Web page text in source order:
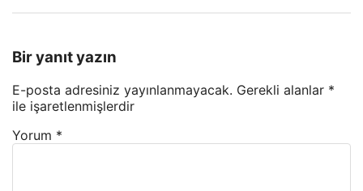
Bir yanıt yazın
E-posta adresiniz yayınlanmayacak. Gerekli alanlar *
ile işaretlenmişlerdir
Yorum *